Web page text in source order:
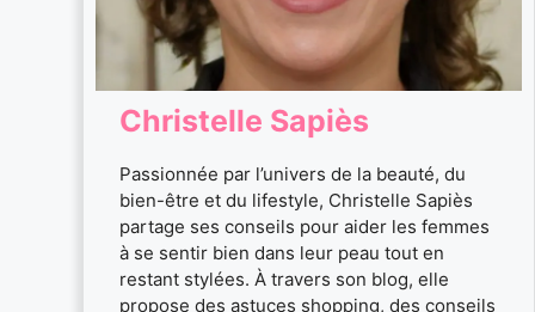
Christelle Sapiès
Passionnée par l’univers de la beauté, du
bien-être et du lifestyle, Christelle Sapiès
partage ses conseils pour aider les femmes
à se sentir bien dans leur peau tout en
restant stylées. À travers son blog, elle
propose des astuces shopping, des conseils